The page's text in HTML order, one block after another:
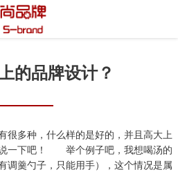
的品牌设计？
多种，什么样的是好的，并且高大上
说一下吧！ 举个例子吧，我想喝汤的
调羹勺子，只能用手），这个情况是属